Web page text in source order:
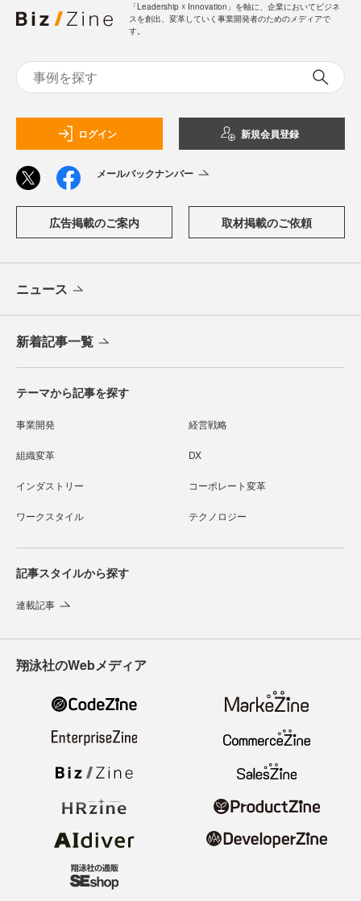
「Leadership ☓ Innovation」を軸に、企業においてビジネ
スを創出、変革していく事業開発者のためのメディアで
す。
ログイン 新規会員登録
メールバックナンバー
広告掲載のご案内 取材掲載のご依頼
ニュース
新着記事一覧
テーマから記事を探す
事業開発 経営戦略
組織変革 DX
インダストリー コーポレート変革
ワークスタイル テクノロジー
記事スタイルから探す
連載記事
翔泳社のWebメディア